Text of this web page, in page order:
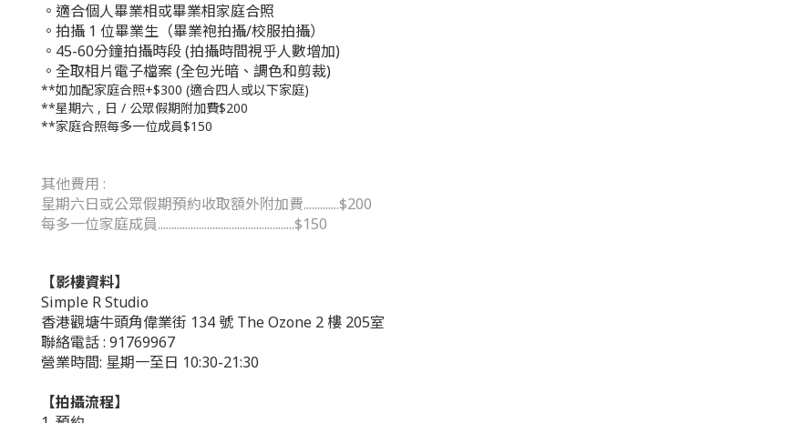
。適合個人畢業相或畢業相家庭合照
。拍攝 1 位畢業生（畢業袍拍攝/校服拍攝）
。 45-60分鐘拍攝時段 (拍攝時間視乎人數增加)
。 全取相片電子檔案 (全包光暗、調色和剪裁)
**如加配家庭合照+$300 (適合四人或以下家庭)
**星期六 , 日 / 公眾假期附加費$200
**家庭合照每多一位成員$150
其他費用 :
星期六日或公眾假期預約收取額外附加費.............$200
每多一位家庭成員..................................................$150
【影樓資料】
Simple R Studio
香港觀塘牛頭角偉業街 134 號 The Ozone 2 樓 205室
聯絡電話 : 91769967
營業時間: 星期一至日 10:30-21:30
【拍攝流程】